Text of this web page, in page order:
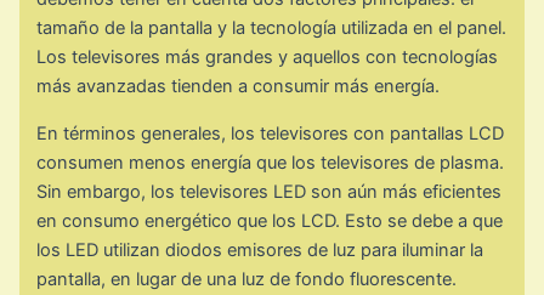
tamaño de la pantalla y la tecnología utilizada en el panel.
Los televisores más grandes y aquellos con tecnologías
más avanzadas tienden a consumir más energía.
En términos generales, los televisores con pantallas LCD
consumen menos energía que los televisores de plasma.
Sin embargo, los televisores LED son aún más eficientes
en consumo energético que los LCD. Esto se debe a que
los LED utilizan diodos emisores de luz para iluminar la
pantalla, en lugar de una luz de fondo fluorescente.